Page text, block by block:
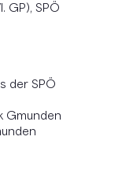
GP), SPÖ
der SPÖ
Gmunden